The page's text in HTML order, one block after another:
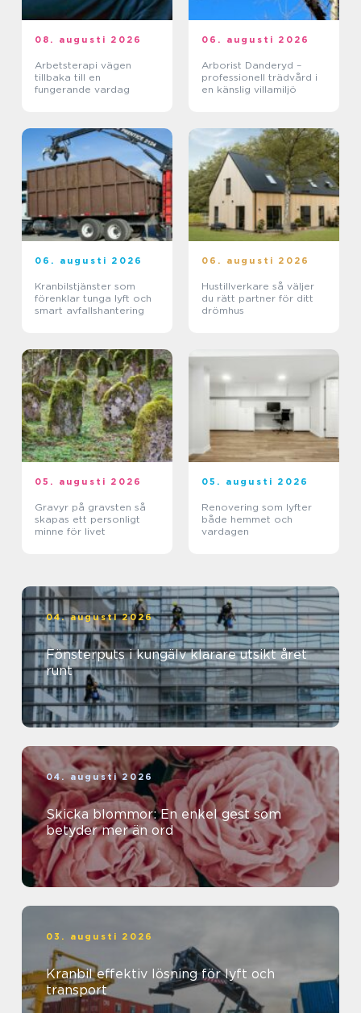
08. augusti 2026
Arbetsterapi vägen
tillbaka till en
fungerande vardag
06. augusti 2026
Arborist Danderyd –
professionell trädvård i
en känslig villamiljö
06. augusti 2026
Kranbilstjänster som
förenklar tunga lyft och
smart avfallshantering
06. augusti 2026
Hustillverkare så väljer
du rätt partner för ditt
drömhus
05. augusti 2026
Gravyr på gravsten så
skapas ett personligt
minne för livet
05. augusti 2026
Renovering som lyfter
både hemmet och
vardagen
04. augusti 2026
Fönsterputs i kungälv klarare utsikt året
runt
04. augusti 2026
Skicka blommor: En enkel gest som
betyder mer än ord
03. augusti 2026
Kranbil effektiv lösning för lyft och
transport